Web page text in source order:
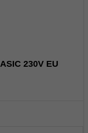
230V EU